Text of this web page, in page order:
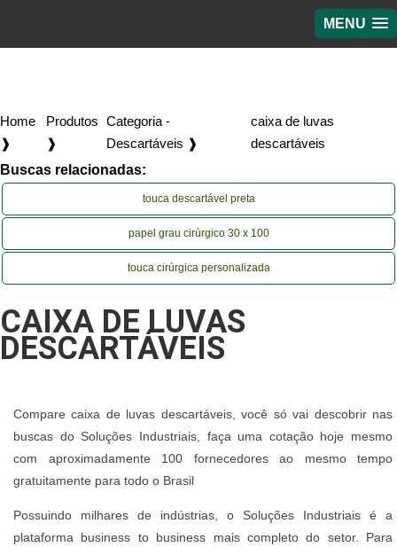
MENU
Home
❱
Produtos
❱
Categoria -
Descartáveis ❱
caixa de luvas
descartáveis
Buscas relacionadas:
touca descartável preta
papel grau cirúrgico 30 x 100
touca cirúrgica personalizada
CAIXA DE LUVAS
DESCARTÁVEIS
Compare caixa de luvas descartáveis, você só vai descobrir nas
buscas do Soluções Industriais, faça uma cotação hoje mesmo
com aproximadamente 100 fornecedores ao mesmo tempo
gratuitamente para todo o Brasil
Possuindo milhares de indústrias, o Soluções Industriais é a
plataforma business to business mais completo do setor. Para